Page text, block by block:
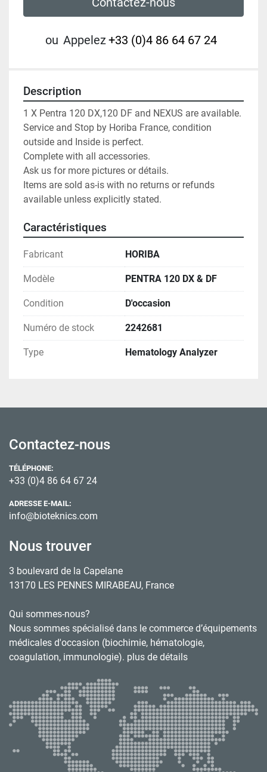
ou Appelez+33 (0)4 86 64 67 24
Description
1 X Pentra 120 DX,120 DF and NEXUS are available.
Service and Stop by Horiba France, condition
outside and Inside is perfect.
Complete with all accessories.
Ask us for more pictures or détails.
Items are sold as-is with no returns or refunds
available unless explicitly stated.
Caractéristiques
Fabricant HORIBA
Modèle PENTRA 120 DX & DF
Condition D'occasion
Numéro de stock 2242681
Type Hematology Analyzer
Contactez-nous
TÉLÉPHONE:
+33 (0)4 86 64 67 24
ADRESSE E-MAIL:
info@bioteknics.com
Nous trouver
3 boulevard de la Capelane
13170 LES PENNES MIRABEAU, France
Qui sommes-nous?
Nous sommes spécialisé dans le commerce d’équipements
médicales d'occasion (biochimie, hématologie,
coagulation, immunologie). plus de détails